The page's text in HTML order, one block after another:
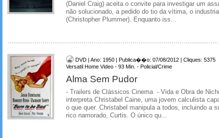
(Daniel Craig) aceita o convite para investigar um
não solucionado, a pedido do tio da vítima, o
(Christopher Plummer). Enquanto iss...
DVD | Ano: 1950 | Publica��o: 07/08/2012 | Cliques: 5375
Versatil Home Video - 93 Min. - Policial/Crime
Alma Sem Pudor
- Trailers de Clássicos Cinema - Vida e Obra de
interpreta Christabel Caine, uma jovem calculista
o que quer. Christabel manipula a todos, incluindo a
rico namorado, Curtis. O único qu...